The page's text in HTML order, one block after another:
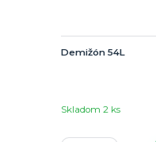
Demižón 54L
Skladom 2 ks